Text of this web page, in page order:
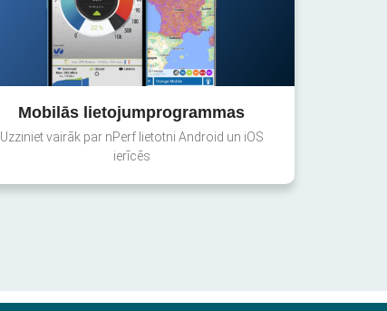
Mobilās lietojumprogrammas
Uzziniet vairāk par nPerf lietotni Android un iOS
ierīcēs